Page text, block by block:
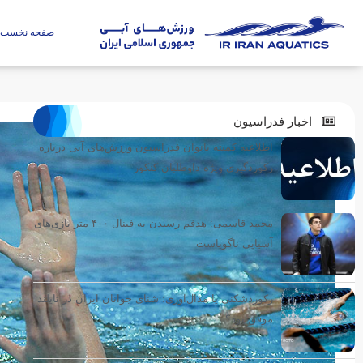
صفحه نخست
اخبار فدراسیون
اطلاعیه کمیته بانوان فدراسیون ورزش‌های آبی درباره
رکوردگیری ویژه داوطلبان کنکور
محمد قاسمی: هدفم رسیدن به فینال ۴۰۰ متر بازی‌های
آسیایی ناگویاست
رکوردشکنی یا مدال‌آوری؛ شنای جوانان ایران در تایلند
موفق بود؟